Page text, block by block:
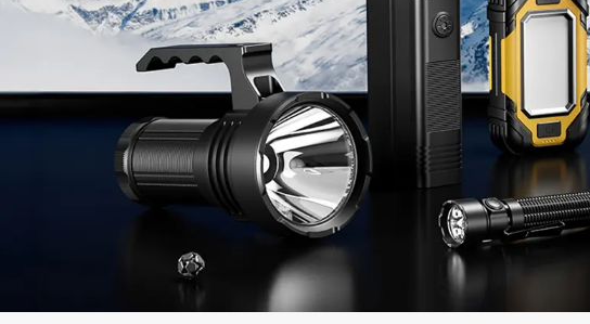
懐中電灯 ハイエンド懐中電灯
アウトドア 産業 レ
北米 南アメリカ ヨー